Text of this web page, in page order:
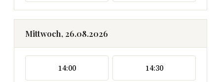
Mittwoch, 26.08.2026
14:00 14:30